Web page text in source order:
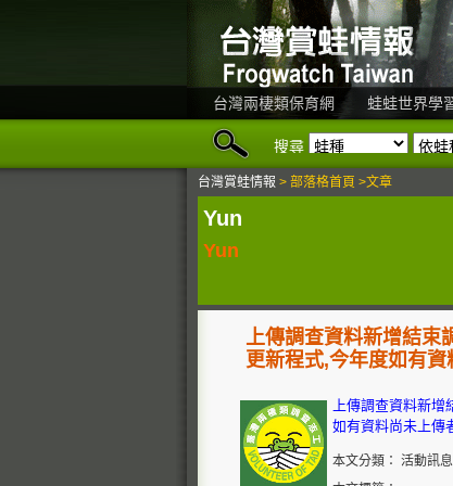
台灣兩棲類保育網 蛙蛙世界學
搜尋
台灣賞蛙情報 > 部落格首頁 >文章
Yun
Yun
上傳調查資料新增結束
更新程式,今年度如有
上傳調查資料新
如有資料尚未上傳
本文分類： 活動訊息